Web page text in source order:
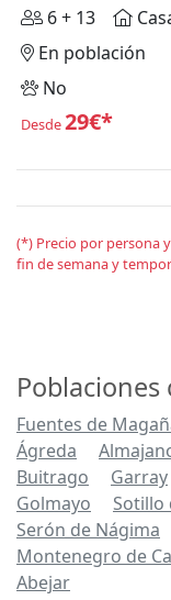
6 + 13
En población
No
Desde29€*
(*) Precio por persona
fin de semana y
Poblaciones
Fuentes de
Ágreda
Buitrago
Garray
Golmayo
Sotillo
Serón de Nágima
Montenegro de
Abejar